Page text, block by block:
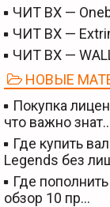
ЧИТ BX —
ЧИТ BX —
ЧИТ BX —
НОВЫЕ
Покупка
что важно
Где купить
Legends без
Где
обзор 10 пр…